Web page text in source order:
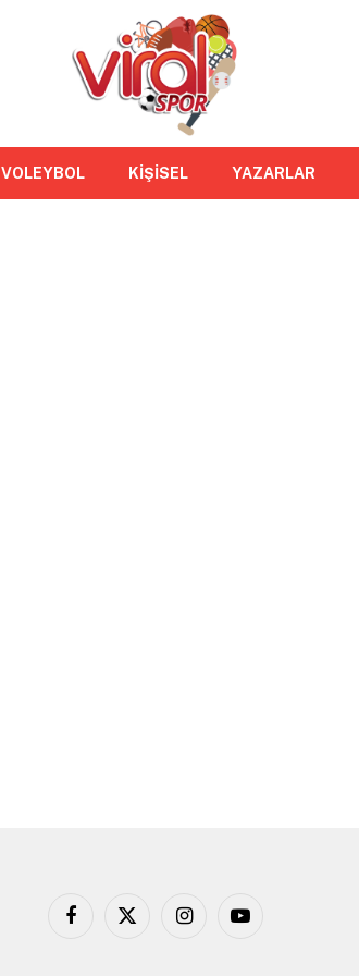
VOLEYBOL KİŞİSEL YAZARLAR
Facebook
X
InstagramYouTube